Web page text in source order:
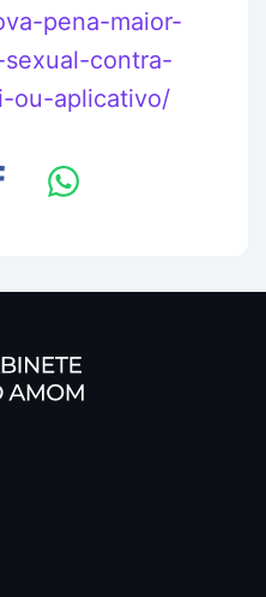
pena-maior-
contra-
ou-aplicativo/